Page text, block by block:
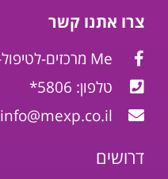
צרו אתנו קשר
Me מרכזים-לטיפול-רגשי
טלפון: 5806*
info@mexp.co.il
דרושים